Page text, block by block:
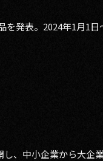
発表。2024年1月1
、中小企業から大企